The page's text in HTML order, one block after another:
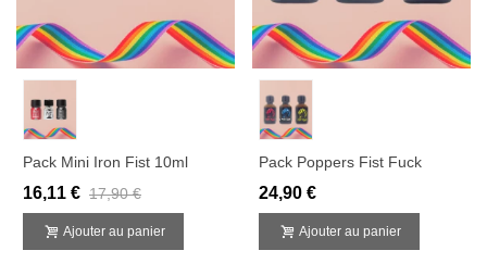
Pack Mini Iron Fist 10ml
16,11 € 17,90 €
Ajouter au panier
Pack Poppers Fist Fuck
24,90 €
Ajouter au panier